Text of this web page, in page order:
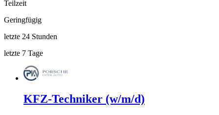
Teilzeit
Geringfügig
letzte 24 Stunden
letzte 7 Tage
KFZ-Techniker (w/m/d)